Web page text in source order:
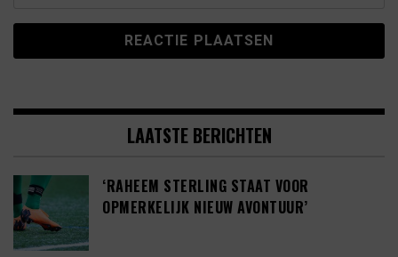
LAATSTE BERICHTEN
‘RAHEEM STERLING STAAT VOOR
OPMERKELIJK NIEUW AVONTUUR’